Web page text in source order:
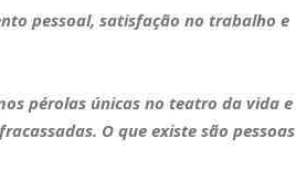
pessoal, satisfação no trabalho e
pérolas únicas no teatro da vida e
O que existe são pessoas